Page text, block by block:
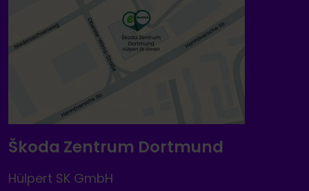
Škoda Zentrum Dortmund
Hülpert SK GmbH